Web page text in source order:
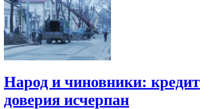
Народ и чиновники: кредит
доверия исчерпан